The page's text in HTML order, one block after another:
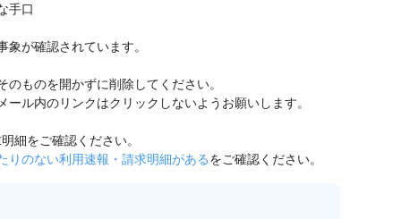
手口
が確認されています。
ものを開かずに削除してください。
ル内のリンクはクリックしないようお願いします。
細をご確認ください。
りのない利用速報・請求明細があるをご確認ください。